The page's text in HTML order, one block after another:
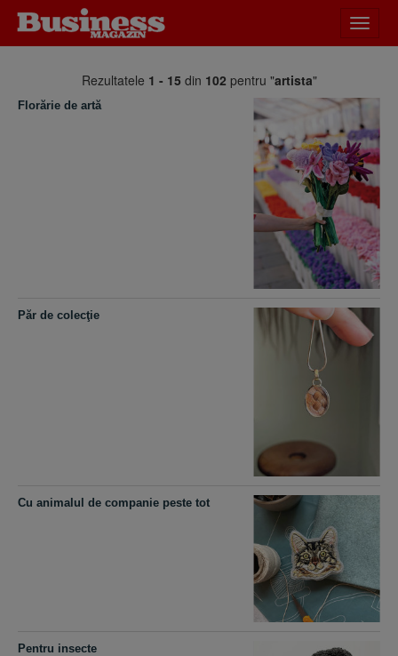
meniu
Rezultatele 1 - 15 din 102 pentru "artista"
Florărie de artă
Păr de colecţie
Cu animalul de companie peste tot
Pentru insecte